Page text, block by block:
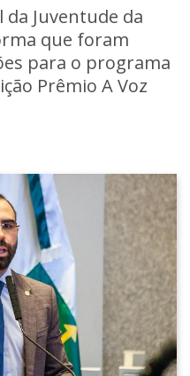
da Juventude da
que foram
para o programa
Prêmio A Voz